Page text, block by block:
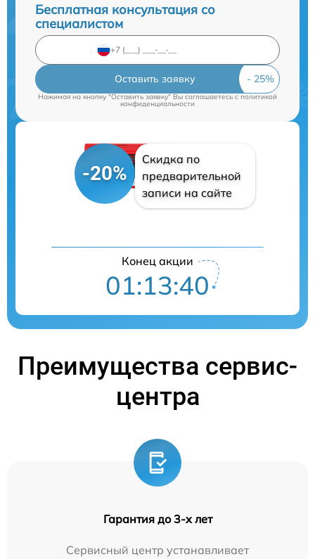
Бесплатная консультация со
специалистом
Оставить заявку
Нажимая на кнопку "Оставить заявку" Вы соглашаетесь cполитикой
конфиденциальности
-20%
Скидка по
предварительной
записи на сайте
Конец акции
01:13:39
Преимущества сервис-
центра
Гарантия до 3-х лет
Сервисный центр устанавливает